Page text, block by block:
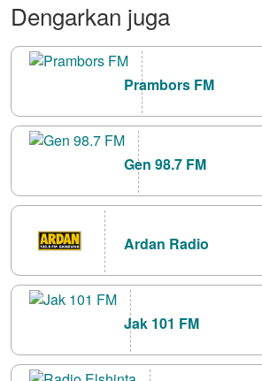
Dengarkan juga
Prambors FM
Gen 98.7 FM
Ardan Radio
Jak 101 FM